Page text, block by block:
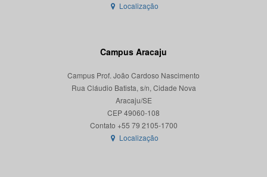
Localização
Campus Aracaju
Campus Prof. João Cardoso Nascimento
Rua Cláudio Batista, s/n, Cidade Nova
Aracaju/SE
CEP 49060-108
Localização